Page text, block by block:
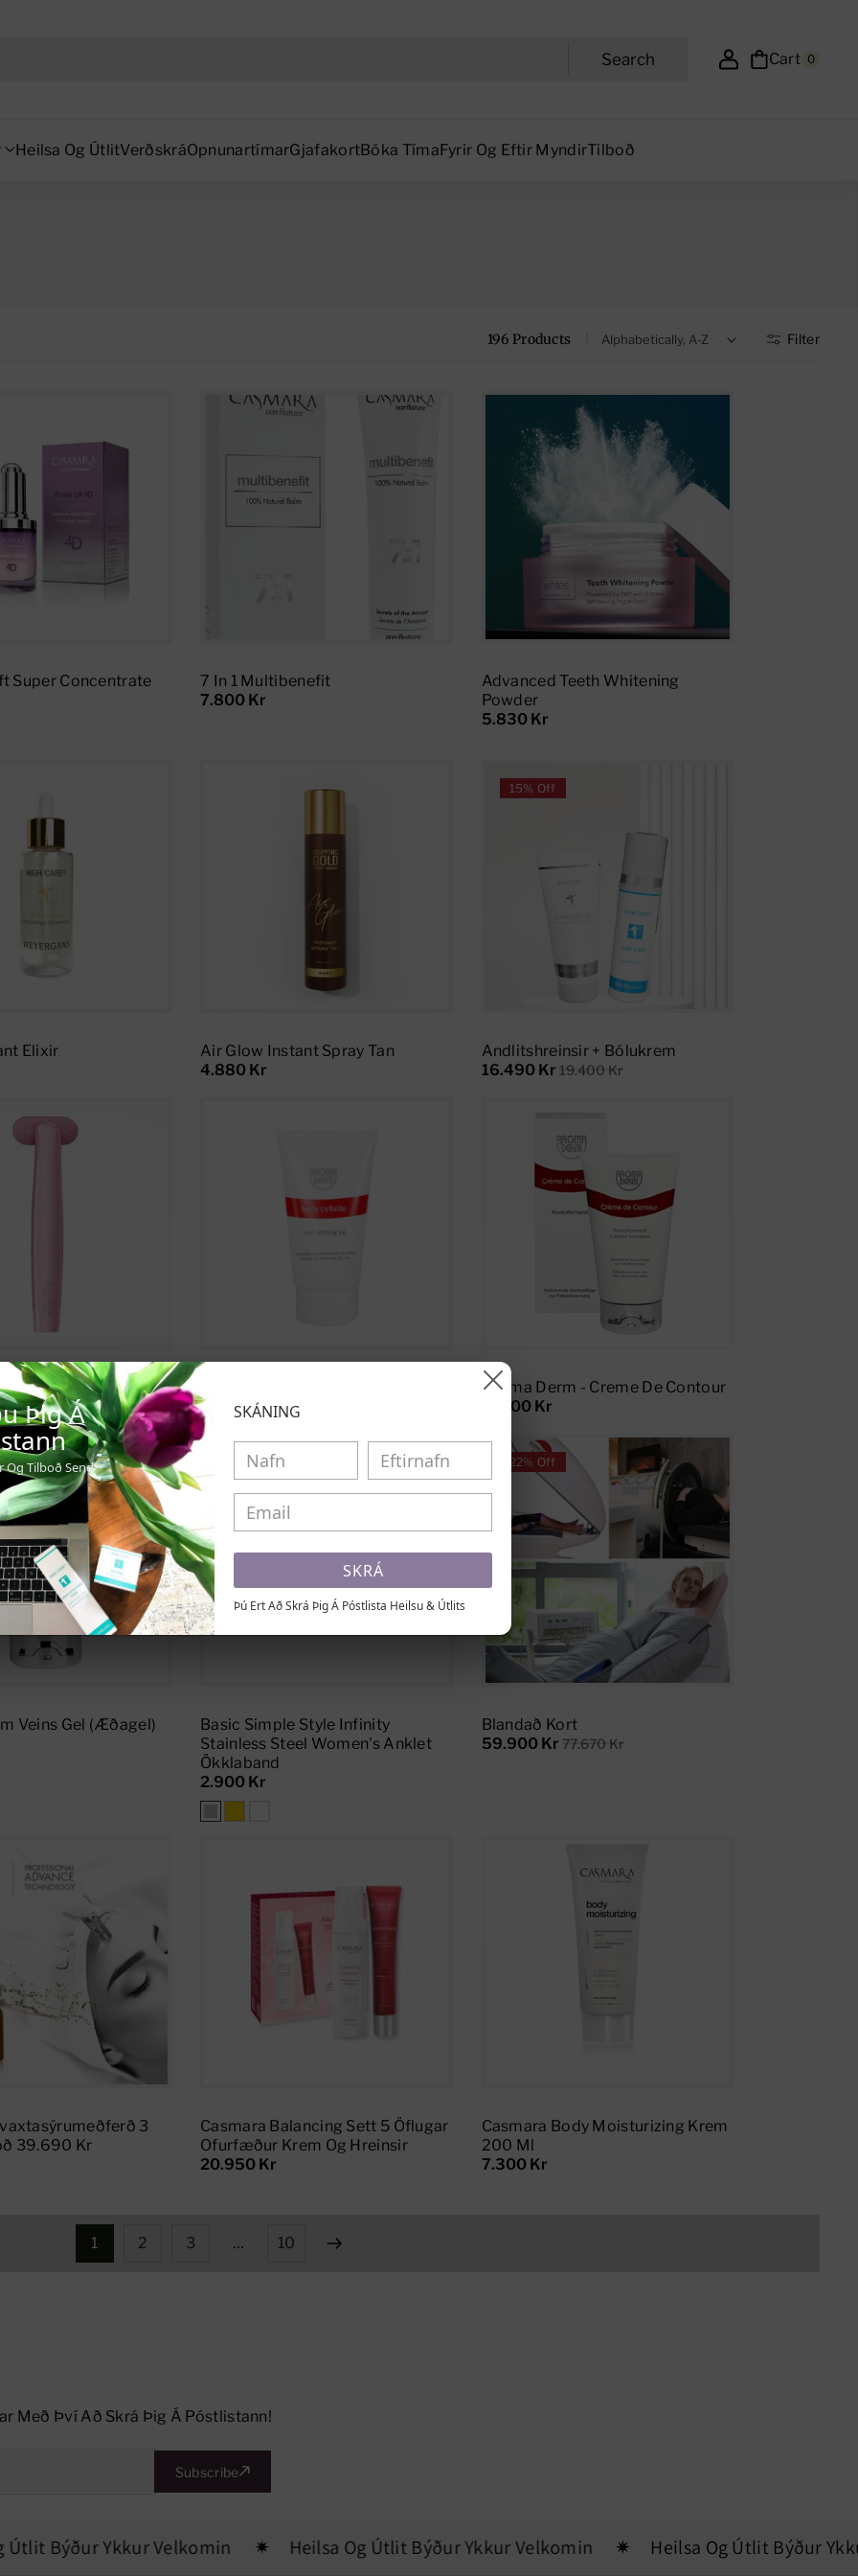
Search Cart 0
Heilsa Og ÚtlitVerðskráOpnunartímarGjafakortBóka TímaFyrir Og Eftir MyndirTilboð
196 Products Filter
Super Concentrate
7 In 1 Multibenefit
7.800 Kr
Advanced Teeth Whitening
Powder
5.830 Kr
Add To Cart
Elixir
Air Glow Instant Spray Tan
4.880 Kr
15% Off
Andlitshreinsir + Bólukrem
16.490 Kr 19.400 Kr
2.0
8.900 Kr
Aroma Derm - Creme De Contour
11.700 Kr
Veins Gel (æðagel)
Basic Simple Style Infinity
Stainless Steel Women's Anklet
Ökklaband
2.900 Kr
22% Off
Blandað Kort
59.900 Kr 77.670 Kr
Add To Cart
3
39.690 Kr
Casmara Balancing Sett 5 Öflugar
Ofurfæður Krem Og Hreinsir
20.950 Kr
Casmara Body Moisturizing Krem
200 Ml
7.300 Kr
1 2 3 … 10
Með Því Að Skrá Þig Á Póstlistann!
Subscribe
Býður Ykkur Velkomin Heilsa Og Útlit Býður Ykkur Velkomin Heilsa Og Útlit Býður
Þig Á
Og Tilboð Send
SKÁNING
SKRÁ
Þú Ert Að Skrá Þig Á Póstlista Heilsu & Útlits